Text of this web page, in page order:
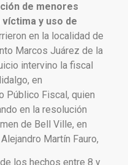
de menores
y uso de
en la localidad de
Marcos Juárez de la
intervino la fiscal
en
Público Fiscal, quien
en la resolución
de Bell Ville, en
Martín Fauro,
los hechos entre 8 y